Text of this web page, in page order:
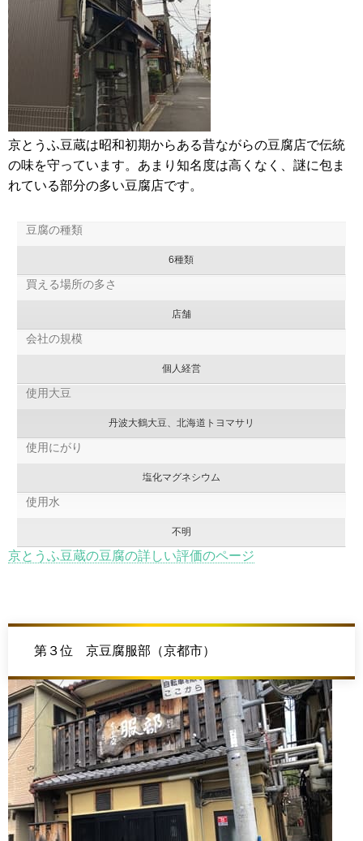
京とうふ豆蔵は昭和初期からある昔ながらの豆腐店で伝統
の味を守っています。あまり知名度は高くなく、謎に包ま
れている部分の多い豆腐店です。
豆腐の種類
6種類
買える場所の多さ
店舗
会社の規模
個人経営
使用大豆
丹波大鶴大豆、北海道トヨマサリ
使用にがり
塩化マグネシウム
使用水
不明
京とうふ豆蔵の豆腐の詳しい評価のページ
第３位 京豆腐服部（京都市）